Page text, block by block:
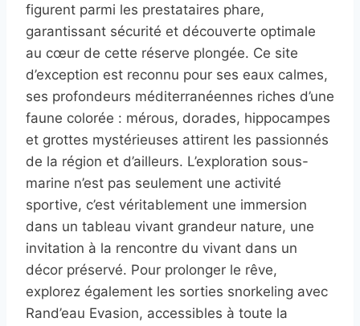
figurent parmi les prestataires phare,
garantissant sécurité et découverte optimale
au cœur de cette réserve plongée. Ce site
d’exception est reconnu pour ses eaux calmes,
ses profondeurs méditerranéennes riches d’une
faune colorée : mérous, dorades, hippocampes
et grottes mystérieuses attirent les passionnés
de la région et d’ailleurs. L’exploration sous-
marine n’est pas seulement une activité
sportive, c’est véritablement une immersion
dans un tableau vivant grandeur nature, une
invitation à la rencontre du vivant dans un
décor préservé. Pour prolonger le rêve,
explorez également les sorties snorkeling avec
Rand’eau Evasion, accessibles à toute la